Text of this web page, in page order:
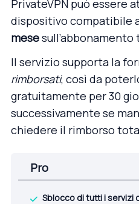
PrivateVPN può essere
dispositivo compatibile
mesesull’abbonamento
Il servizio supporta la
rimborsati, così da
gratuitamente per 30
successivamente se
chiedere il rimborso
Pro
Sblocco di tutti i servizi